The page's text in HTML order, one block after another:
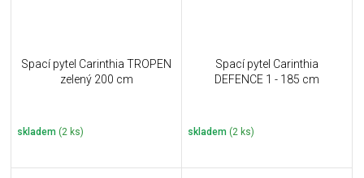
Spací pytel Carinthia TROPEN
zelený 200 cm
skladem (2 ks)
Spací pytel Carinthia
DEFENCE 1 - 185 cm
skladem (2 ks)